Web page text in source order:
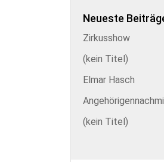
Neueste
Zirkusshow
(kein Titel)
Elmar Hasch
(kein Titel)